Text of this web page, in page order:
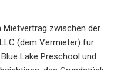
Mietvertrag zwischen der
(dem Vermieter) für
Lake Preschool und